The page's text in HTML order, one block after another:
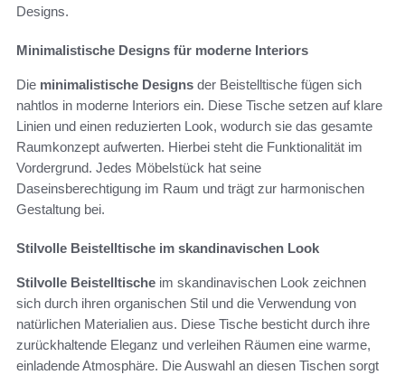
Designs.
Minimalistische Designs für moderne Interiors
Die minimalistische Designs der Beistelltische fügen sich
nahtlos in moderne Interiors ein. Diese Tische setzen auf klare
Linien und einen reduzierten Look, wodurch sie das gesamte
Raumkonzept aufwerten. Hierbei steht die Funktionalität im
Vordergrund. Jedes Möbelstück hat seine
Daseinsberechtigung im Raum und trägt zur harmonischen
Gestaltung bei.
Stilvolle Beistelltische im skandinavischen Look
Stilvolle Beistelltische im skandinavischen Look zeichnen
sich durch ihren organischen Stil und die Verwendung von
natürlichen Materialien aus. Diese Tische besticht durch ihre
zurückhaltende Eleganz und verleihen Räumen eine warme,
einladende Atmosphäre. Die Auswahl an diesen Tischen sorgt